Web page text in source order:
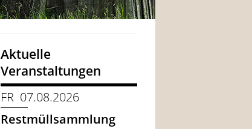
Aktuelle
Veranstaltungen
FR 07.08.2026
Restmüllsammlung